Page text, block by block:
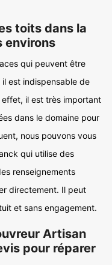
toits dans la
environs
qui peuvent être
est indispensable de
il est très important
dans le domaine pour
nous pouvons vous
qui utilise des
renseignements
directement. Il peut
et sans engagement.
Artisan
pour réparer